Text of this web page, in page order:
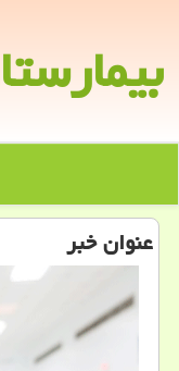
عنوان خبر